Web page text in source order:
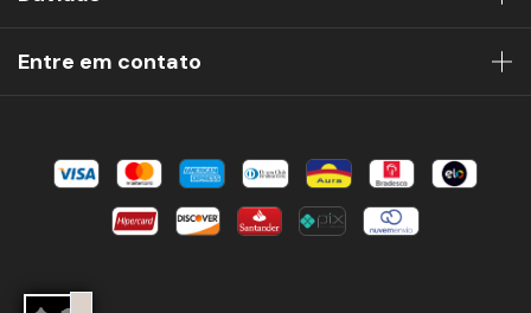
Entre em contato